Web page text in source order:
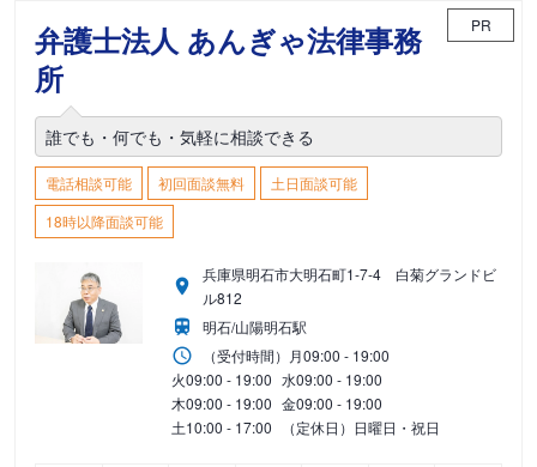
弁護士法人 あんぎゃ法律事務
所
PR
誰でも・何でも・気軽に相談できる
電話相談可能 初回面談無料
土日面談可能
18時以降面談可能
兵庫県明石市大明石町1-7-4 白菊グランドビ
ル812
明石/山陽明石駅
（受付時間） 月09:00 - 19:00
火09:00 - 19:00 水09:00 - 19:00
木09:00 - 19:00 金09:00 - 19:00
土10:00 - 17:00 （定休日）日曜日・祝日